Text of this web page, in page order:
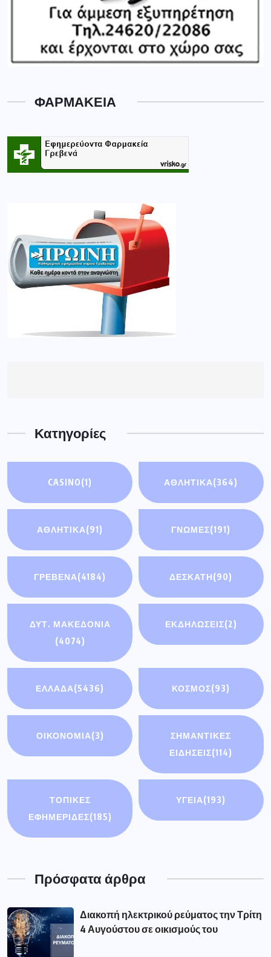
ΦΑΡΜΑΚΕΙΑ
Κατηγορίες
CASINO(1) ΑΘΛΗΤΙΚΑ(364)
ΑΘΛΗΤΙΚΆ(91) ΓΝΩΜΕΣ(191)
ΓΡΕΒΕΝΑ(4184) ΔΕΣΚΑΤΗ(90)
ΔΥΤ. ΜΑΚΕΔΟΝΙΑ
(4074)
ΕΚΔΗΛΩΣΕΙΣ(2)
ΕΛΛΑΔΑ(5436) ΚΟΣΜΟΣ(93)
ΟΙΚΟΝΟΜΊΑ(3)
ΣΗΜΑΝΤΙΚΈΣ
ΕΙΔΉΣΕΙΣ(114)
ΤΟΠΙΚΕΣ
ΕΦΗΜΕΡΙΔΕΣ(185)
ΥΓΕΙΑ(193)
Πρόσφατα άρθρα
Διακοπή ηλεκτρικού ρεύματος την Τρίτη
4 Αυγούστου σε οικισμούς του